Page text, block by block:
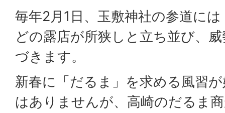
毎年2月1日、玉敷神社の参道に
どの露店が所狭しと立ち並び、
づきます。
新春に「だるま」を求める風習
はありませんが、高崎のだるま